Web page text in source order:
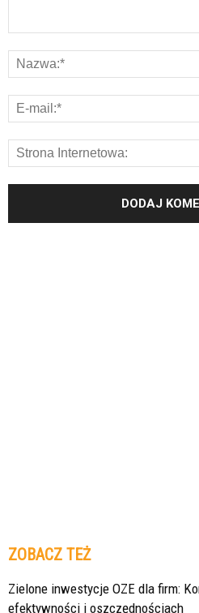
ZOBACZ TEŻ
Zielone inwestycje OZE dla firm:
efektywności i oszczędnościach